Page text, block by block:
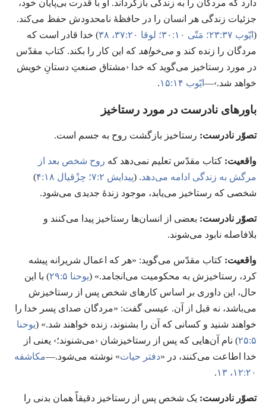
دارد که مردگان را به زندگی بازگرداند.‏ او با قدرت بی‌پایان خود،‏
جزئیات زندگی هر انسان را در حافظهٔ نامحدودش حفظ می‌کند.‏
(‏ایّوب ۳۷:‏۲۳؛‏ مَتّی ۱۰:‏۳۰؛‏ لوقا ۲۰:‏۳۷،‏ ۳۸
)‏ خدا قادر است که
مردگان را زنده کند و می‌خواهد که این کار را بکند.‏ کتاب مقدّس
در مورد رستاخیز می‌گوید که خدا ‹مشتاق صنعتِ دستانِ خویش
خواهد شد.‏›—‏ایّوب ۱۴:‏۱۵ .‏
باورهای نادرست در مورد رستاخیز
تصوّر نادرست:‏ رستاخیز بازگشت روح به جسم است.‏
واقعیت:‏ کتاب مقدّس تعلیم نمی‌دهد که روح شخص بعد از
مرگش به زندگی ادامه می‌دهد.‏ (‏پیدایش ۲:‏۷؛‏ حِزْقیال ۱۸:‏۴
)‏
شخصی که رستاخیز می‌یابد،‏ موجود زندهٔ جدیدی می‌شود.‏
تصوّر نادرست:‏ بعضی از انسان‌ها رستاخیز پیدا می‌کنند و
بلافاصله نابود می‌شوند.‏
واقعیت:‏ کتاب مقدّس می‌گوید:‏ «هر که اعمال شریرانه پیشه
کرد،‏ رستاخیزش به محکومیت می‌انجامد.‏» (‏یوحنا ۵:‏۲۹
)‏ با این
حال،‏ این داوری بر اساس کارهای شخص پس از رستاخیزش
می‌باشد،‏ نه قبل از آن.‏ عیسی گفت:‏ «مردگان صدای پسر خدا را
خواهند شنید و کسانی که آن را بشنوند،‏ زنده خواهند شد.‏» (‏یوحنا
۵:‏۲۵
)‏ نام آن‌هایی که پس از رستاخیزشان ‹می‌شنوند؛‏› یعنی از
خدا اطاعت می‌کنند،‏ در «دفتر حیات» نوشته می‌شود.‏—‏مکاشفه
۲۰:‏۱۲،‏ ۱۳
.‏
تصوّر نادرست:‏ یک شخص پس از رستاخیز دقیقاً همان بدنی را